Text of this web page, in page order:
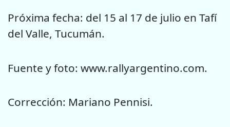
Próxima fecha: del 15 al 17 de julio en Tafí
del Valle, Tucumán.
Fuente y foto: www.rallyargentino.com.
Corrección: Mariano Pennisi.